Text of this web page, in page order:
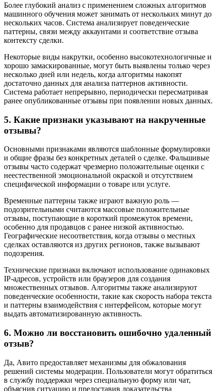
Более глубокий анализ с применением сложных алгоритмов
машинного обучения может занимать от нескольких минут до
нескольких часов. Система анализирует поведенческие
паттерны, связи между аккаунтами и соответствие отзыва
контексту сделки.
Некоторые виды накрутки, особенно высокотехнологичные и
хорошо замаскированные, могут быть выявлены только через
несколько дней или недель, когда алгоритмы накопят
достаточно данных для анализа паттернов активности.
Система работает непрерывно, периодически пересматривая
ранее опубликованные отзывы при появлении новых данных.
5. Какие признаки указывают на накрученные
отзывы?
Основными признаками являются шаблонные формулировки
и общие фразы без конкретных деталей о сделке. Фальшивые
отзывы часто содержат чрезмерно положительные оценки с
неестественной эмоциональной окраской и отсутствием
специфической информации о товаре или услуге.
Временные паттерны также играют важную роль —
подозрительными считаются массовые положительные
отзывы, поступающие в короткий промежуток времени,
особенно для продавцов с ранее низкой активностью.
Географические несоответствия, когда отзывы о местных
сделках оставляются из других регионов, также вызывают
подозрения.
Технические признаки включают использование одинаковых
IP-адресов, устройств или браузеров для создания
множественных отзывов. Алгоритмы также анализируют
поведенческие особенности, такие как скорость набора текста
и паттерны взаимодействия с интерфейсом, которые могут
выдать автоматизированную активность.
6. Можно ли восстановить ошибочно удаленный
отзыв?
Да, Авито предоставляет механизмы для обжалования
решений системы модерации. Пользователи могут обратиться
в службу поддержки через специальную форму или чат,
объяснив ситуацию и предоставив доказательства